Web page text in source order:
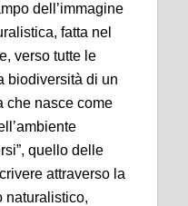
dell’immagine
fatta nel
verso tutte le
biodiversità di un
che nasce come
quello delle
attraverso la
naturalistico,